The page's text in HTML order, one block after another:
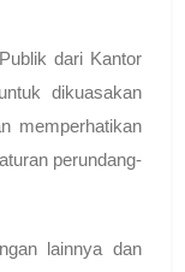
dari Kantor
dikuasakan
memperhatikan
perundang-
lainnya dan